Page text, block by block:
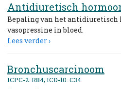
Antidiuretisch
Bepaling van het antidiuretisch
vasopressine in bloed.
Lees verder ›
Bronchuscarcinoom
ICPC-2: R84; ICD-10: C34